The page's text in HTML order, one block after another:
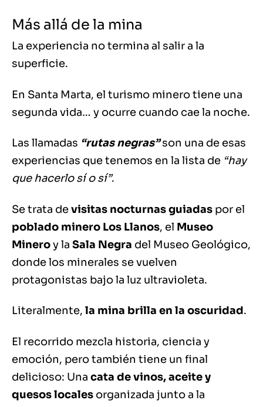
Más allá de la mina
La experiencia no termina al salir a la
superficie.
En Santa Marta, el turismo minero tiene una
segunda vida… y ocurre cuando cae la noche.
Las llamadas “rutas negras”son una de esas
experiencias que tenemos en la lista de “hay
que hacerlo sí o sí”.
Se trata devisitas nocturnas guiadas por el
poblado minero Los Llanos, el Museo
Mineroy la Sala Negra del Museo Geológico,
donde los minerales se vuelven
protagonistas bajo la luz ultravioleta.
Literalmente, la mina brilla en la oscuridad.
El recorrido mezcla historia, ciencia y
emoción, pero también tiene un final
delicioso: Una cata de vinos, aceite y
quesos locales organizada junto a la